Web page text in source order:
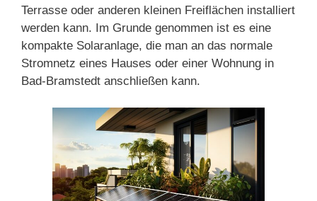
Terrasse oder anderen kleinen Freiflächen installiert
werden kann. Im Grunde genommen ist es eine
kompakte Solaranlage, die man an das normale
Stromnetz eines Hauses oder einer Wohnung in
Bad-Bramstedt anschließen kann.